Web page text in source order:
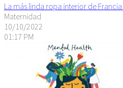
La más linda ropa interior de
Maternidad
10/10/2022
01:17 PM